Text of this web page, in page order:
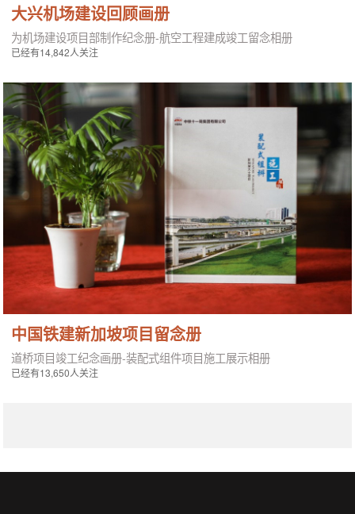
大兴机场建设回顾画册
为机场建设项目部制作纪念册-航空工程建成竣工留念相册
已经有14,842人关注
中国铁建新加坡项目留念册
道桥项目竣工纪念画册-装配式组件项目施工展示相册
已经有13,650人关注